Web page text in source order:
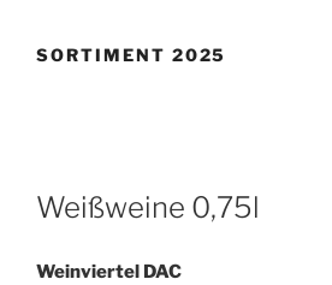
SORTIMENT 2025
Weißweine 0,75l
Weinviertel DAC